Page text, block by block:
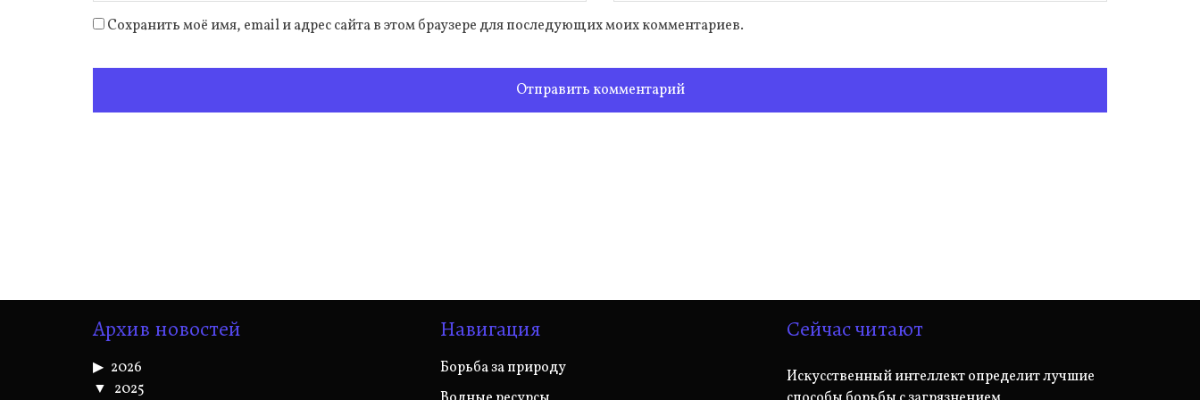
Сохранить моё имя, email и адрес сайта в этом браузере для последующих моих комментариев.
Архив новостей
2026
2025
Навигация
Борьба за природу
Сейчас читают
Искусственный интеллект определит лучшие